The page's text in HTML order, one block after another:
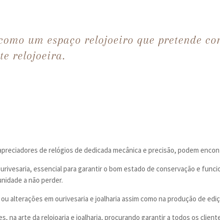
um espaço relojoeiro que pretende
relojoeira.
de relógios de dedicada mecânica e precisão, podem
essencial para garantir o bom estado de conservação e
a não perder.
alterações em ourivesaria e joalharia assim como na produção de
na arte da relojoaria e joalharia, procurando garantir a todos os